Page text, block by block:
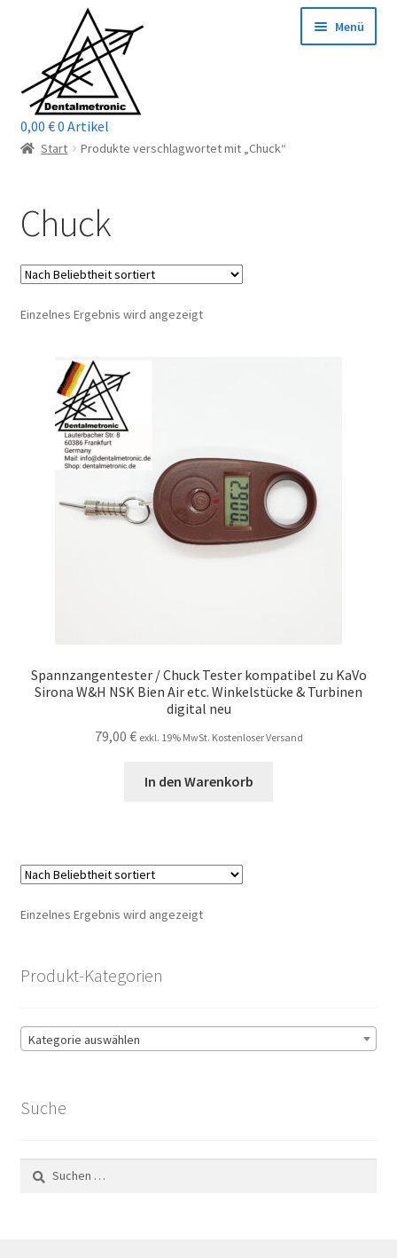
Navigation
springen
springen
Menü
Home
Mein Konto / Login
Kontakt
Reparaturservice
Wichtige Infos
Unsere Firma
Warenkorb
Stellenangebote
0,00 €0 Artikel
Start Produkte verschlagwortet mit „Chuck“
Chuck
Einzelnes Ergebnis wird angezeigt
Spannzangentester / Chuck Tester kompatibel zu KaVo
Sirona W&H NSK Bien Air etc. Winkelstücke & Turbinen
digital neu
79,00 € exkl. 19% MwSt. Kostenloser Versand
In den Warenkorb
Einzelnes Ergebnis wird angezeigt
Produkt-Kategorien
Kategorie auswählen
Suche
nach: